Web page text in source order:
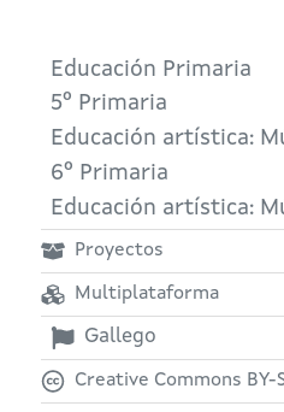
Educación Primaria
5º Primaria
Educación artística:
6º Primaria
Educación artística:
Proyectos
Multiplataforma
Gallego
Creative Commons BY-